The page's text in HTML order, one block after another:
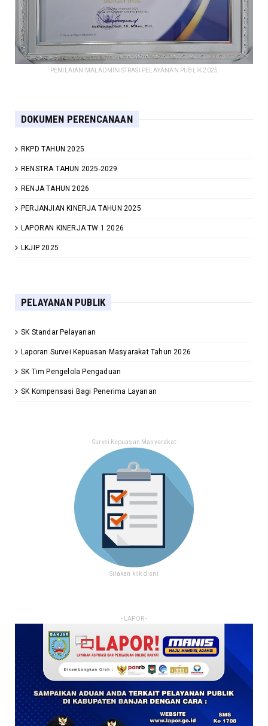
PENILAIAN MALADMINISTRASI PELAYANAN PUBLIK 2025
DOKUMEN PERENCANAAN
RKPD TAHUN 2025
RENSTRA TAHUN 2025-2029
RENJA TAHUN 2026
PERJANJIAN KINERJA TAHUN 2025
LAPORAN KINERJA TW 1 2026
LKJIP 2025
PELAYANAN PUBLIK
SK Standar Pelayanan
Laporan Survei Kepuasan Masyarakat Tahun 2026
SK Tim Pengelola Pengaduan
SK Kompensasi Bagi Penerima Layanan
- Survei Kepuasan Masyarakat -
Silakan klik disni
- LAPOR -